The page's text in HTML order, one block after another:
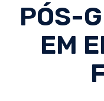
PÓS-
EM